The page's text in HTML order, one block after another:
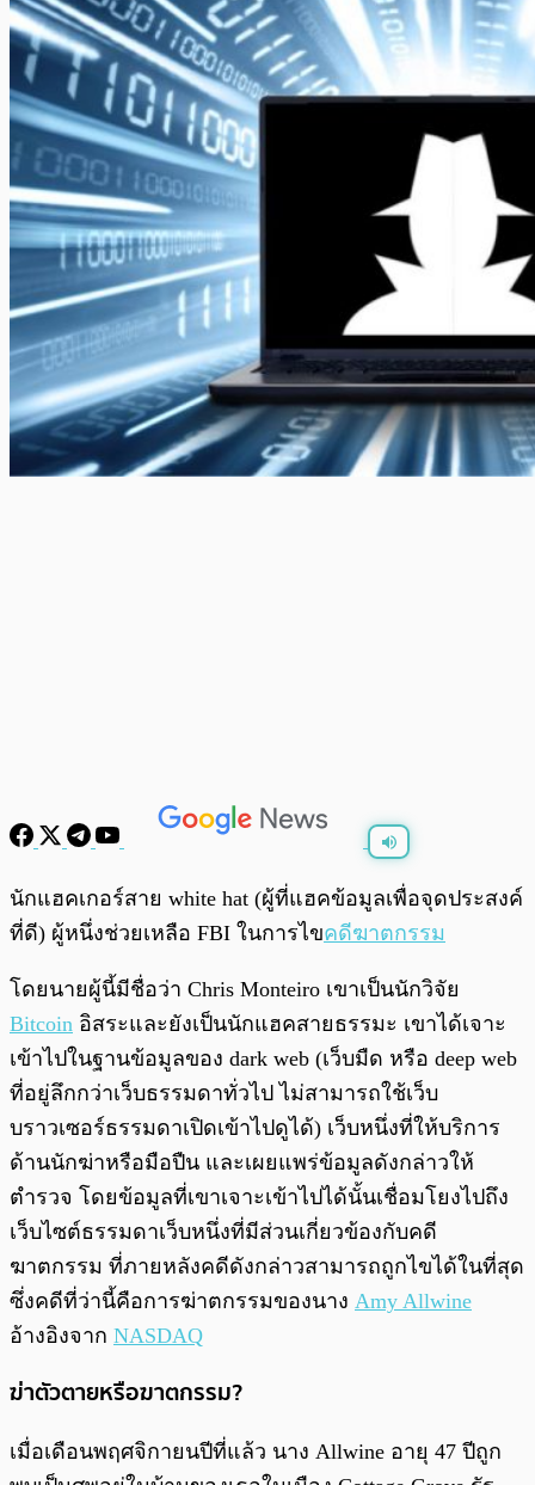
พร้อมเล่น 0:00
นักแฮคเกอร์สาย white hat (ผู้ที่แฮคข้อมูลเพื่อจุดประสงค์
ที่ดี) ผู้หนึ่งช่วยเหลือ FBI ในการไขคดีฆาตกรรม
โดยนายผู้นี้มีชื่อว่า Chris Monteiro เขาเป็นนักวิจัย
Bitcoin อิสระและยังเป็นนักแฮคสายธรรมะ เขาได้เจาะ
เข้าไปในฐานข้อมูลของ dark web (เว็บมืด หรือ deep web
ที่อยู่ลึกกว่าเว็บธรรมดาทั่วไป ไม่สามารถใช้เว็บ
บราวเซอร์ธรรมดาเปิดเข้าไปดูได้) เว็บหนึ่งที่ให้บริการ
ด้านนักฆ่าหรือมือปืน และเผยแพร่ข้อมูลดังกล่าวให้
ตำรวจ โดยข้อมูลที่เขาเจาะเข้าไปได้นั้นเชื่อมโยงไปถึง
เว็บไซต์ธรรมดาเว็บหนึ่งที่มีส่วนเกี่ยวข้องกับคดี
ฆาตกรรม ที่ภายหลังคดีดังกล่าวสามารถถูกไขได้ในที่สุด
ซึ่งคดีที่ว่านี้คือการฆ่าตกรรมของนาง Amy Allwine
อ้างอิงจาก NASDAQ
ฆ่าตัวตายหรือฆาตกรรม?
เมื่อเดือนพฤศจิกายนปีที่แล้ว นาง Allwine อายุ 47 ปีถูก